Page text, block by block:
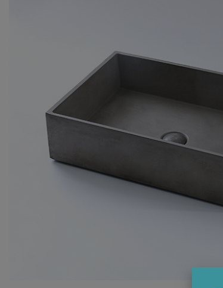
Светотехника